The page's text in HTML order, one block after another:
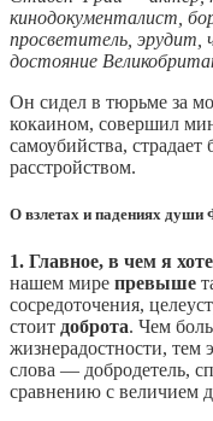
кинодокументалист,
просветитель, эрудит,
достояние
Он сидел в тюрьме за
кокаином, совершил
самоубийства,
расстройством.
О взлетах и падениях души
1. Главное, в чем я
нашем мире превыше
сосредоточения,
стоит доброта. Чем
жизнерадостности, тем
слова — добродетель,
сравнению с величием